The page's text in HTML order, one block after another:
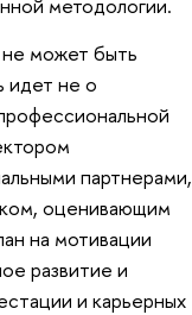
методологии.
не может быть
идет не о
партнерами,
оценивающим
на мотивации
развитие и
и карьерных